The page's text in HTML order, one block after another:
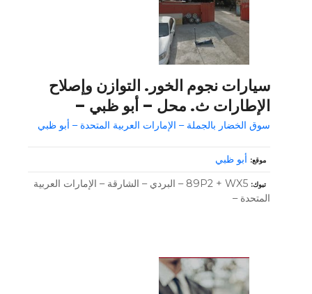
سيارات نجوم الخور. التوازن وإصلاح
الإطارات ث. محل – أبو ظبي –
سوق الخضار بالجملة – الإمارات العربية المتحدة – أبو ظبي
موقع أبو ظبي
تبوك
89P2 + WX5 – البردي – الشارقة – الإمارات العربية
المتحدة –